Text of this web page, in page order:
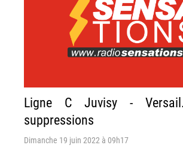
Ligne C Juvisy -
suppressions
Dimanche 19 juin 2022 à 09h17